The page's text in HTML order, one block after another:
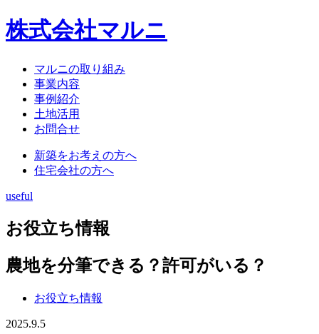
株式会社マルニ
マルニの取り組み
事業内容
事例紹介
土地活用
お問合せ
新築をお考えの方へ
住宅会社の方へ
useful
お役立ち情報
農地を分筆できる？許可がいる？
お役立ち情報
2025.9.5